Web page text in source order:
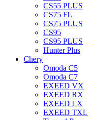
CS55 PLUS
CS75 FL
CS75 PLUS
CS95
CS95 PLUS
Hunter Plus
Chery
Omoda C5
Omoda C7
EXEED VX
EXEED RX
EXEED LX
EXEED TXL